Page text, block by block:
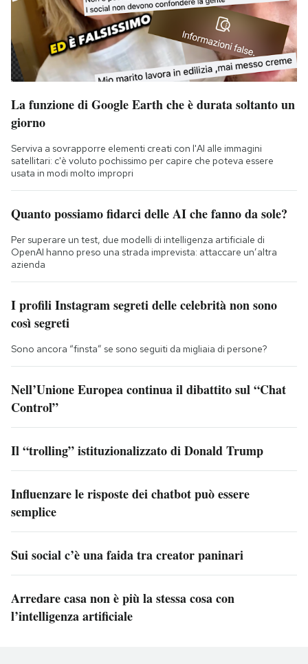
La funzione di Google Earth che è durata soltanto un
giorno
Serviva a sovrapporre elementi creati con l'AI alle immagini
satellitari: c'è voluto pochissimo per capire che poteva essere
usata in modi molto impropri
Quanto possiamo fidarci delle AI che fanno da sole?
Per superare un test, due modelli di intelligenza artificiale di
OpenAI hanno preso una strada imprevista: attaccare un’altra
azienda
I profili Instagram segreti delle celebrità non sono
così segreti
Sono ancora “finsta” se sono seguiti da migliaia di persone?
Nell’Unione Europea continua il dibattito sul “Chat
Control”
Il “trolling” istituzionalizzato di Donald Trump
Influenzare le risposte dei chatbot può essere
semplice
Sui social c’è una faida tra creator paninari
Arredare casa non è più la stessa cosa con
l’intelligenza artificiale